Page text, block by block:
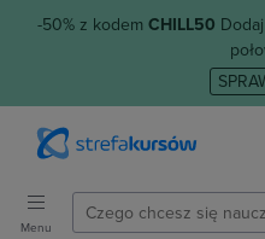
-50% z kodem CHILL50
Menu